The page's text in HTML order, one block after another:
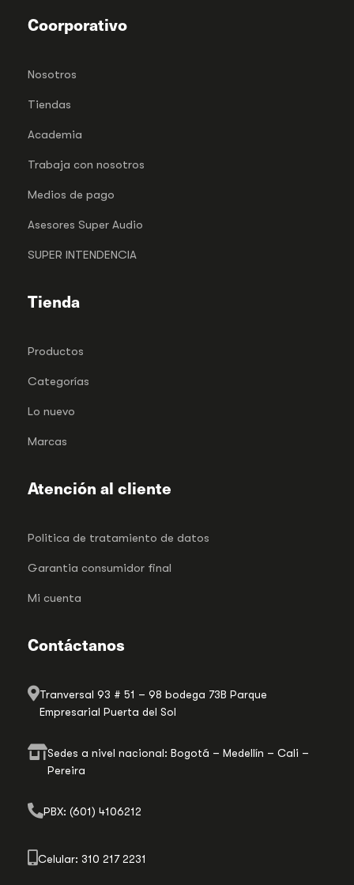
Coorporativo
Nosotros
Tiendas
Academia
Trabaja con nosotros
Medios de pago
Asesores Super Audio
SUPER INTENDENCIA
Tienda
Productos
Categorías
Lo nuevo
Marcas
Atención al cliente
Politica de tratamiento de datos
Garantia consumidor final
Mi cuenta
Contáctanos
Tranversal 93 # 51 – 98 bodega 73B Parque
Empresarial Puerta del Sol
Sedes a nivel nacional: Bogotá – Medellín – Cali –
Pereira
PBX: (601) 4106212
Celular: 310 217 2231